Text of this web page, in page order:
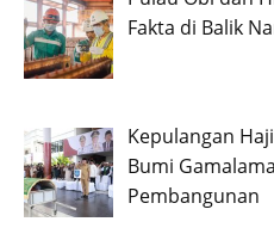
Fakta di Balik
Kepulangan
Bumi
Pembangunan